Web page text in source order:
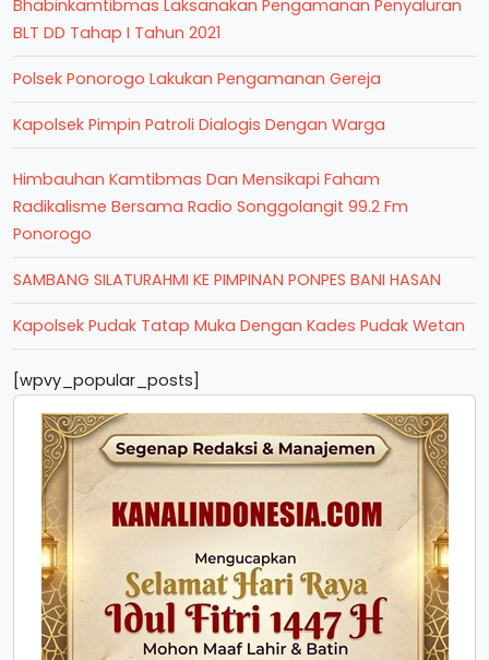
Bhabinkamtibmas Laksanakan Pengamanan Penyaluran
BLT DD Tahap I Tahun 2021
Polsek Ponorogo Lakukan Pengamanan Gereja
Kapolsek Pimpin Patroli Dialogis Dengan Warga
Himbauhan Kamtibmas Dan Mensikapi Faham
Radikalisme Bersama Radio Songgolangit 99.2 Fm
Ponorogo
SAMBANG SILATURAHMI KE PIMPINAN PONPES BANI HASAN
Kapolsek Pudak Tatap Muka Dengan Kades Pudak Wetan
[wpvy_popular_posts]